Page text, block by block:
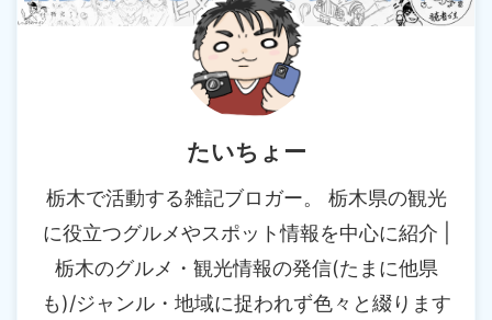
たいちょー
栃木で活動する雑記ブロガー。 栃木県の観光
に役立つグルメやスポット情報を中心に紹介 |
栃木のグルメ・観光情報の発信(たまに他県
も)/ジャンル・地域に捉われず色々と綴ります